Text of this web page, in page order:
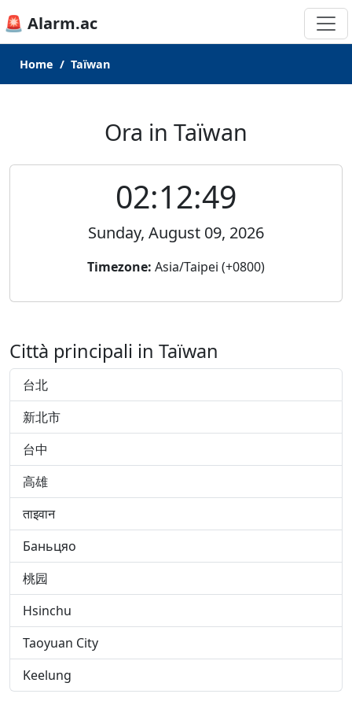
🚨 Alarm.ac
Home Taïwan
Ora in Taïwan
02:12:49
Sunday, August 09, 2026
Timezone: Asia/Taipei (+0800)
Città principali in Taïwan
台北
新北市
台中
高雄
ताइवान
Баньцяо
桃园
Hsinchu
Taoyuan City
Keelung